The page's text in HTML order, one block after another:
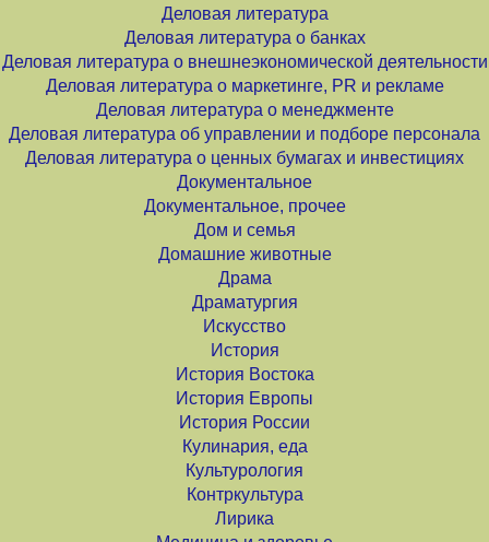
Деловая литература
Деловая литература о банках
Деловая литература о внешнеэкономической деятельности
Деловая литература о маркетинге, PR и рекламе
Деловая литература о менеджменте
Деловая литература об управлении и подборе персонала
Деловая литература о ценных бумагах и инвестициях
Документальное
Документальное, прочее
Дом и семья
Домашние животные
Драма
Драматургия
Искусство
История
История Востока
История Европы
История России
Кулинария, еда
Культурология
Контркультура
Лирика